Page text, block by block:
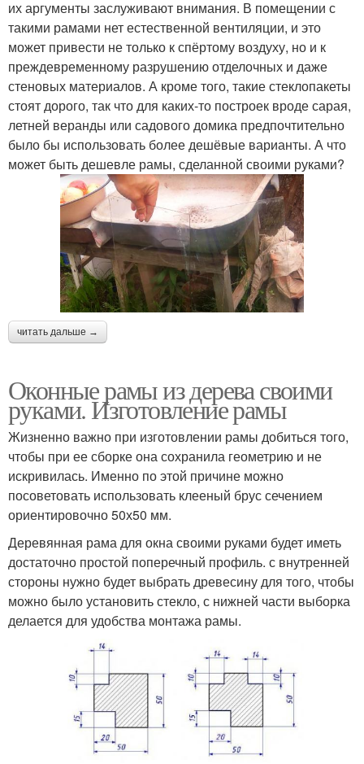
их аргументы заслуживают внимания. В помещении с
такими рамами нет естественной вентиляции, и это
может привести не только к спёртому воздуху, но и к
преждевременному разрушению отделочных и даже
стеновых материалов. А кроме того, такие стеклопакеты
стоят дорого, так что для каких-то построек вроде сарая,
летней веранды или садового домика предпочтительно
было бы использовать более дешёвые варианты. А что
может быть дешевле рамы, сделанной своими руками?
читать дальше →
Оконные рамы из дерева своими
руками. Изготовление рамы
Жизненно важно при изготовлении рамы добиться того,
чтобы при ее сборке она сохранила геометрию и не
искривилась. Именно по этой причине можно
посоветовать использовать клееный брус сечением
ориентировочно 50х50 мм.
Деревянная рама для окна своими руками будет иметь
достаточно простой поперечный профиль. с внутренней
стороны нужно будет выбрать древесину для того, чтобы
можно было установить стекло, с нижней части выборка
делается для удобства монтажа рамы.